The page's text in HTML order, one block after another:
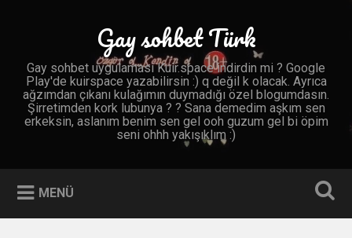
Gay sohbet Türk
Gay sohbet uygulaması Kuir.space indirdin mi ? Google
Play'de kuirspace yazabilirsin :) q değil k olacak. Ayrıca
ağzımdan çıkanı kulağımın duymadığı özel blogumdasın.
Şirretimden kork lubunya ? ? Sana demedim aşkım sen
erkeksin, aslanım benim sen gel ooh guzum gel bi öpim
seni ohhh yakışıklım :)
MENÜ